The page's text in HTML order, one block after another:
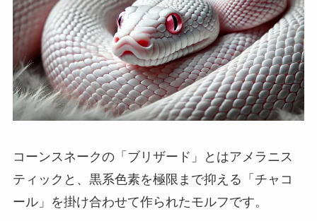
コーンスネークの「ブリザード」とはアメラニス
ティックと、黒系色素を極限まで抑える「チャコ
ール」を掛け合わせて作られたモルフです。